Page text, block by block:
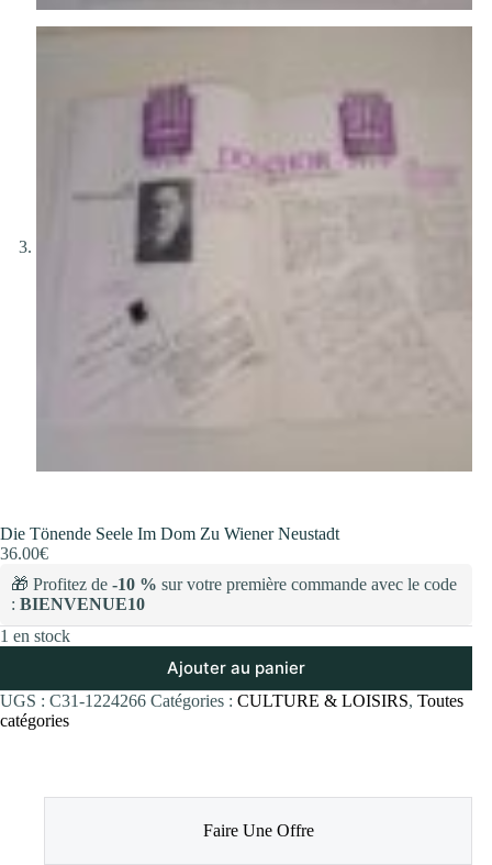
Die Tönende Seele Im Dom Zu Wiener Neustadt
36.00€
🎁 Profitez de -10 % sur votre première commande avec le code
: BIENVENUE10
1 en stock
Ajouter au panier
UGS : C31-1224266 Catégories : CULTURE & LOISIRS, Toutes
catégories
Faire Une Offre